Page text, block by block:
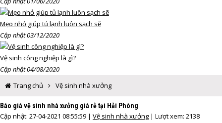
Mẹo nhỏ giúp tủ lạnh luôn sạch sẽ
Cập nhật 03/12/2020
Vệ sinh công nghiệp là gì?
Cập nhật 04/08/2020
Trang chủ
Vệ sinh nhà xưởng
Báo giá vệ sinh nhà xưởng giá rẻ tại Hải Phòng
Cập nhật: 27-04-2021 08:55:59 | Vệ sinh nhà xưởng | Lượt xem: 2138